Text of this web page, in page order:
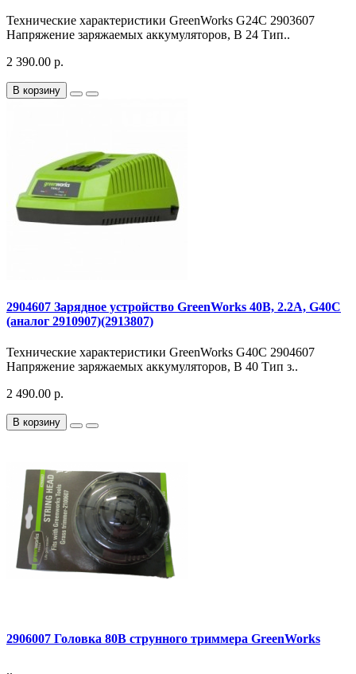
Технические характеристики GreenWorks G24C 2903607
Напряжение заряжаемых аккумуляторов, В 24 Тип..
2 390.00 р.
В корзину
2904607 Зарядное устройство GreenWorks 40В, 2.2А, G40C
(аналог 2910907)(2913807)
Технические характеристики GreenWorks G40C 2904607
Напряжение заряжаемых аккумуляторов, В 40 Тип з..
2 490.00 р.
В корзину
2906007 Головка 80В струнного триммера GreenWorks
..